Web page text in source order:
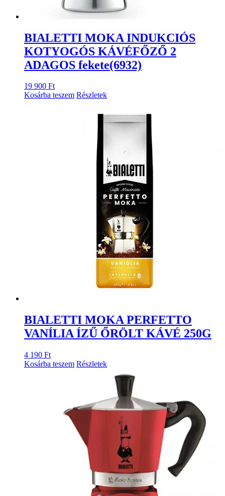
BIALETTI MOKA INDUKCIÓS
KOTYOGÓS KÁVÉFŐZŐ 2
ADAGOS fekete(6932)
19 900 Ft
Kosárba teszem Részletek
BIALETTI MOKA PERFETTO
VANÍLIA ÍZŰ ŐRÖLT KÁVÉ 250G
4 190 Ft
Kosárba teszem Részletek